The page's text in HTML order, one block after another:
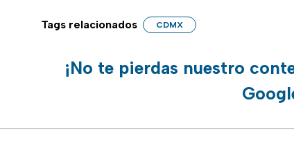
Tags relacionados CDMX
¡No te pierdas nuestro